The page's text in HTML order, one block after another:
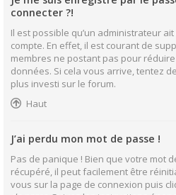
connecter ?!
Il est possible qu’un administrateur
compte. En effet, il est courant de
membres ne postant pas pour
données. Si cela vous arrive, tentez
plus investi sur le forum.
Haut
J’ai perdu mon mot de passe !
Pas de panique ! Bien que votre mot
récupéré, il peut facilement être
vous sur la page de connexion puis